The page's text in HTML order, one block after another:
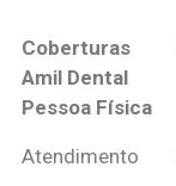
Coberturas
Amil Dental
Pessoa Física
Coberturas
Atendimento